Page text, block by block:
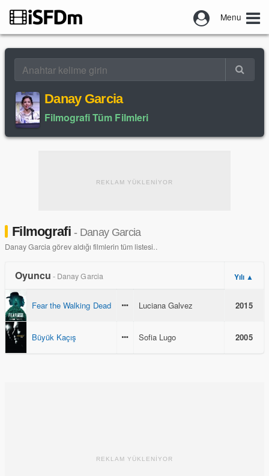
Menu
Danay Garcia
Filmografi Tüm Filmleri
REKLAM YÜKLENİYOR
Filmografi- Danay Garcia
Danay Garcia görev aldığı filmlerin tüm listesi..
Oyuncu - Danay Garcia Yılı ▲
Fear the Walking Dead Luciana Galvez 2015
Büyük Kaçış Sofia Lugo 2005
REKLAM YÜKLENİYOR